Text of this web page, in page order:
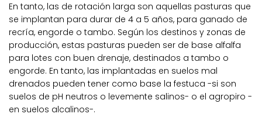
En tanto, las de rotación larga son aquellas pasturas que
se implantan para durar de 4 a 5 años, para ganado de
recría, engorde o tambo. Según los destinos y zonas de
producción, estas pasturas pueden ser de base alfalfa
para lotes con buen drenaje, destinados a tambo o
engorde. En tanto, las implantadas en suelos mal
drenados pueden tener como base la festuca -si son
suelos de pH neutros o levemente salinos- o el agropiro -
en suelos alcalinos-.